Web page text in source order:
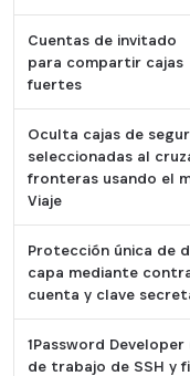
Cuentas de invitado
para compartir cajas
fuertes
Oculta cajas de
seleccionadas al
fronteras usando el
Viaje
Protección única de
capa mediante
cuenta y clave
1Password
de trabajo de SSH y